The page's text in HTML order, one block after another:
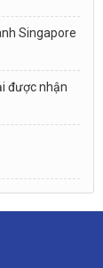
Singapore
được nhận